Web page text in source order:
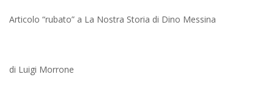
Articolo “rubato” a La Nostra Storia di Dino Messina
di Luigi Morrone